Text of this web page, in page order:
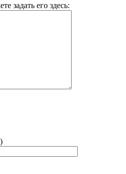
задать его здесь: